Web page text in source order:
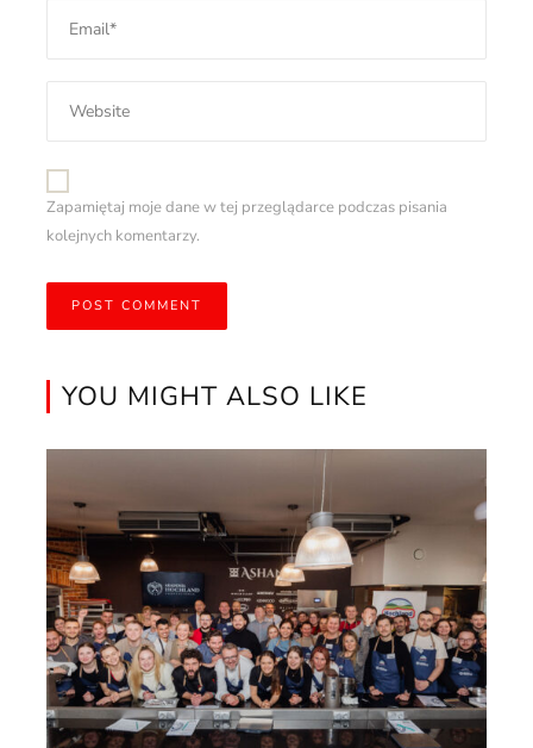
Zapamiętaj moje dane w tej przeglądarce podczas pisania
kolejnych komentarzy.
YOU MIGHT ALSO LIKE